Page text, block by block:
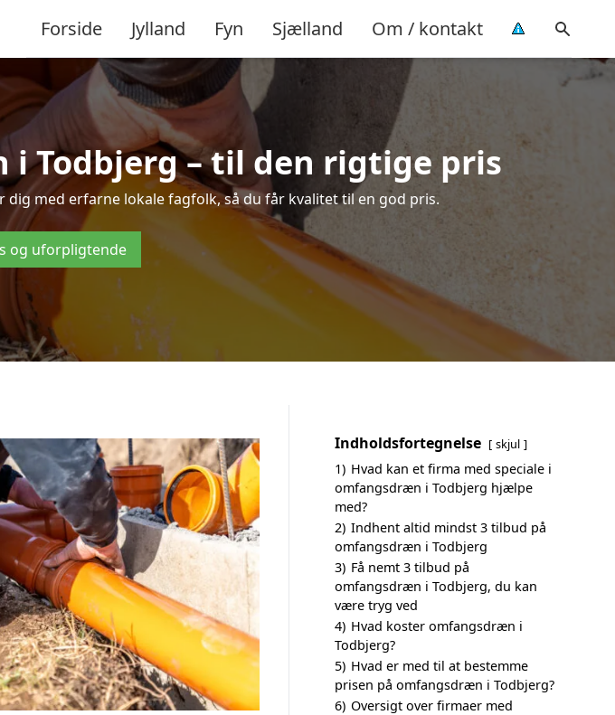
Forside Jylland Fyn Sjælland Om / kontakt
Todbjerg – til den rigtige pris
med erfarne lokale fagfolk, så du får kvalitet til en god pris.
og uforpligtende
Indholdsfortegnelse skjul
1) Hvad kan et firma med speciale i
omfangsdræn i Todbjerg hjælpe
med?
2) Indhent altid mindst 3 tilbud på
omfangsdræn i Todbjerg
3) Få nemt 3 tilbud på
omfangsdræn i Todbjerg, du kan
være tryg ved
4) Hvad koster omfangsdræn i
Todbjerg?
5) Hvad er med til at bestemme
prisen på omfangsdræn i Todbjerg?
6) Oversigt over firmaer med